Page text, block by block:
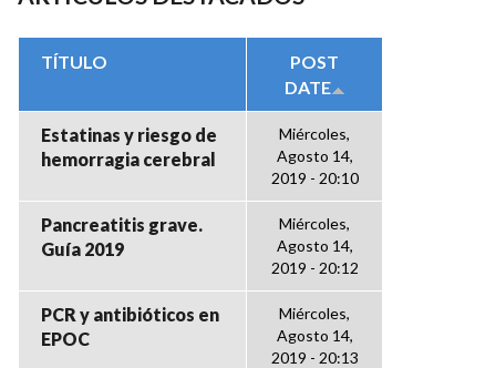
TÍTULO
POST
DATE
Estatinas y riesgo de
hemorragia cerebral
Miércoles,
Agosto 14,
2019 - 20:10
Pancreatitis grave.
Guía 2019
Miércoles,
Agosto 14,
2019 - 20:12
PCR y antibióticos en
EPOC
Miércoles,
Agosto 14,
2019 - 20:13